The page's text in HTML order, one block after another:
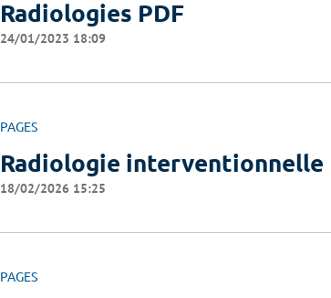
Radiologies PDF
24/01/2023 18:09
PAGES
Radiologie interventionnelle
18/02/2026 15:25
PAGES